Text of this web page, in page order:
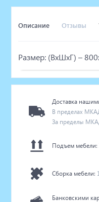
Описание Отзывы
Размер: (ВхШхГ) –
Доставка
В пределах
За пределы
Подъем мебели:
Сборка мебели:
Банковскими